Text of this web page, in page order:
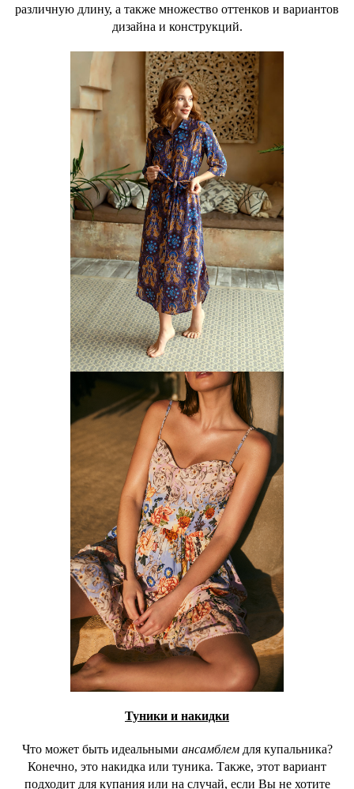
различную длину, а также множество оттенков и вариантов
дизайна и конструкций.
Туники и накидки
Что может быть идеальными ансамблемдля купальника?
Конечно, это накидка или туника. Также, этот вариант
подходит для купания или на случай, если Вы не хотите